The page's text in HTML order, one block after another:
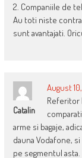
2. Companiile de
Au toti niste
sunt avantajati.
Catalin
August 10,
Referitor
arme si bagaje,
dauna Vodafone,
pe segmentul